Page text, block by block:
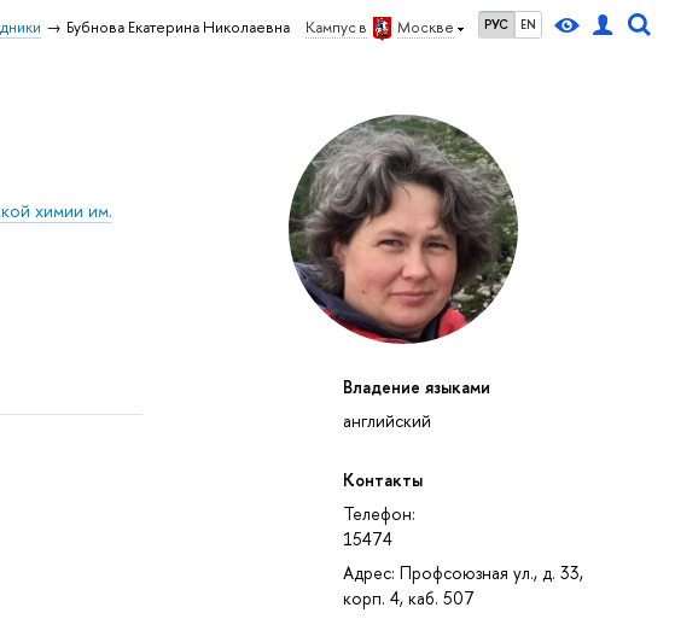
Кампус в Москве РУС EN
Бубнова Екатерина Николаевна
Владение языками
английский
Контакты
Телефон:
15474
Адрес: Профсоюзная ул., д. 33,
корп. 4, каб. 507
химии им.